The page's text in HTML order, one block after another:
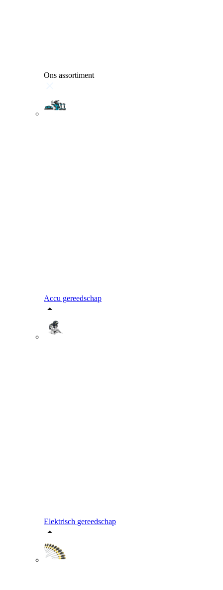
Ons assortiment
Accu gereedschap
Elektrisch gereedschap